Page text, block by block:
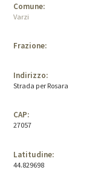
Comune:
Varzi
Frazione:
Indirizzo:
Strada per Rosara
CAP:
27057
Latitudine:
44.829698